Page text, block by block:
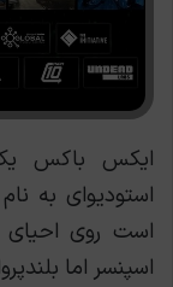
ایکس ‌باکس
اسپنسر اما